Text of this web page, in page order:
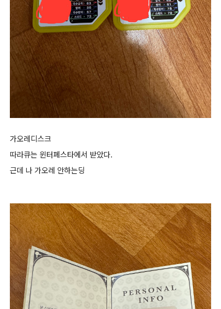
가오레디스크
따라큐는 윈터페스타에서 받았다.
근데 나 가오레 안하는딩